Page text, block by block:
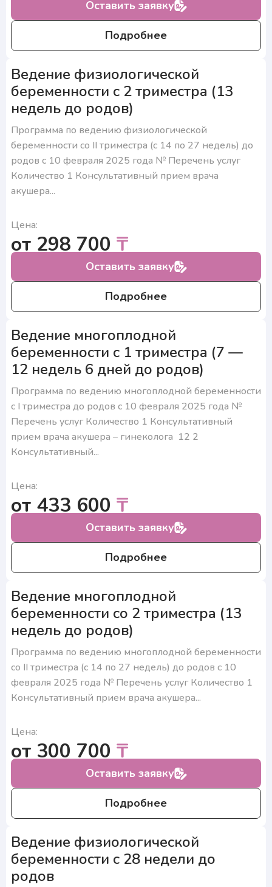
Оставить заявку
Подробнее
Ведение физиологической
беременности с 2 триместра (13
недель до родов)
Программа по ведению физиологической
беременности со II триместра (с 14 по 27 недель) до
родов с 10 февраля 2025 года № Перечень услуг
Количество 1 Консультативный прием врача
акушера...
Оставить заявку
Подробнее
Цена:
от 298 700 ₸
Ведение многоплодной
беременности с 1 триместра (7 —
12 недель 6 дней до родов)
Программа по ведению многоплодной беременности
с I триместра до родов с 10 февраля 2025 года №
Перечень услуг Количество 1 Консультативный
прием врача акушера – гинеколога 12 2
Консультативный...
Оставить заявку
Подробнее
Цена:
от 433 600 ₸
Ведение многоплодной
беременности со 2 триместра (13
недель до родов)
Программа по ведению многоплодной беременности
со II триместра (с 14 по 27 недель) до родов с 10
февраля 2025 года № Перечень услуг Количество 1
Консультативный прием врача акушера...
Оставить заявку
Подробнее
Цена:
от 300 700 ₸
Ведение физиологической
беременности с 28 недели до
родов